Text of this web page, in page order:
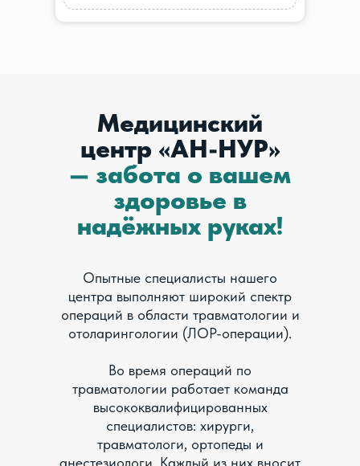
Медицинский
центр «АН-НУР»
— забота о вашем
здоровье в
надёжных руках!
Опытные специалисты нашего
центра выполняют широкий спектр
операций в области травматологии и
отоларингологии (ЛОР-операции).
Во время операций по
травматологии работает команда
высококвалифицированных
специалистов: хирурги,
травматологи, ортопеды и
анестезиологи. Каждый из них вносит